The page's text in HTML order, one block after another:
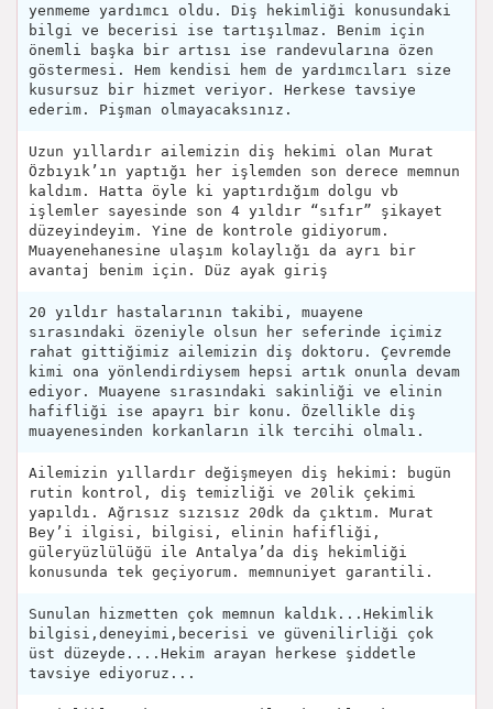
yenmeme yardımcı oldu. Diş hekimliği konusundaki
bilgi ve becerisi ise tartışılmaz. Benim için
önemli başka bir artısı ise randevularına özen
göstermesi. Hem kendisi hem de yardımcıları size
kusursuz bir hizmet veriyor. Herkese tavsiye
ederim. Pişman olmayacaksınız.
Uzun yıllardır ailemizin diş hekimi olan Murat
Özbıyık’ın yaptığı her işlemden son derece memnun
kaldım. Hatta öyle ki yaptırdığım dolgu vb
işlemler sayesinde son 4 yıldır “sıfır” şikayet
düzeyindeyim. Yine de kontrole gidiyorum.
Muayenehanesine ulaşım kolaylığı da ayrı bir
avantaj benim için. Düz ayak giriş
20 yıldır hastalarının takibi, muayene
sırasındaki özeniyle olsun her seferinde içimiz
rahat gittiğimiz ailemizin diş doktoru. Çevremde
kimi ona yönlendirdiysem hepsi artık onunla devam
ediyor. Muayene sırasındaki sakinliği ve elinin
hafifliği ise apayrı bir konu. Özellikle diş
muayenesinden korkanların ilk tercihi olmalı.
Ailemizin yıllardır değişmeyen diş hekimi: bugün
rutin kontrol, diş temizliği ve 20lik çekimi
yapıldı. Ağrısız sızısız 20dk da çıktım. Murat
Bey’i ilgisi, bilgisi, elinin hafifliği,
güleryüzlülüğü ile Antalya’da diş hekimliği
konusunda tek geçiyorum. memnuniyet garantili.
Sunulan hizmetten çok memnun kaldık...Hekimlik
bilgisi,deneyimi,becerisi ve güvenilirliği çok
üst düzeyde....Hekim arayan herkese şiddetle
tavsiye ediyoruz...